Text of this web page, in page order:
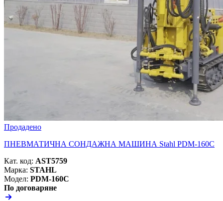
Продадено
ПНЕВМАТИЧНА СОНДАЖНА МАШИНА Stahl PDM-160C
Кат. код: AST5759
Марка: STAHL
Модел: PDM-160C
По договаряне